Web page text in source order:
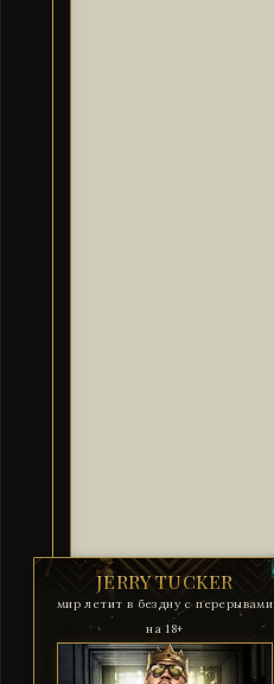
JERRY TUCKER
мир летит в бездну с перерывами
на 18+